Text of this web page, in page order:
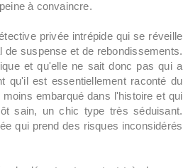
à convaincre.
privée intrépide qui se réveille
suspense et de rebondissements.
et qu'elle ne sait donc pas qui a
qu'il est essentiellement raconté du
embarqué dans l'histoire et qui
sain, un chic type très séduisant.
qui prend des risques inconsidérés